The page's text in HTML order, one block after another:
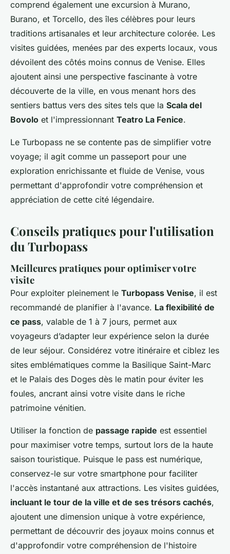
comprend également une excursion à Murano,
Burano, et Torcello, des îles célèbres pour leurs
traditions artisanales et leur architecture colorée. Les
visites guidées, menées par des experts locaux, vous
dévoilent des côtés moins connus de Venise. Elles
ajoutent ainsi une perspective fascinante à votre
découverte de la ville, en vous menant hors des
sentiers battus vers des sites tels que la Scala del
Bovolo et l'impressionnant Teatro La Fenice.
Le Turbopass ne se contente pas de simplifier votre
voyage; il agit comme un passeport pour une
exploration enrichissante et fluide de Venise, vous
permettant d'approfondir votre compréhension et
appréciation de cette cité légendaire.
Conseils pratiques pour l'utilisation
du Turbopass
Meilleures pratiques pour optimiser votre
visite
Pour exploiter pleinement le Turbopass Venise, il est
recommandé de planifier à l'avance. La flexibilité de
ce pass, valable de 1 à 7 jours, permet aux
voyageurs d’adapter leur expérience selon la durée
de leur séjour. Considérez votre itinéraire et ciblez les
sites emblématiques comme la Basilique Saint-Marc
et le Palais des Doges dès le matin pour éviter les
foules, ancrant ainsi votre visite dans le riche
patrimoine vénitien.
Utiliser la fonction de passage rapide est essentiel
pour maximiser votre temps, surtout lors de la haute
saison touristique. Puisque le pass est numérique,
conservez-le sur votre smartphone pour faciliter
l'accès instantané aux attractions. Les visites guidées,
incluant le tour de la ville et de ses trésors cachés,
ajoutent une dimension unique à votre expérience,
permettant de découvrir des joyaux moins connus et
d'approfondir votre compréhension de l'histoire